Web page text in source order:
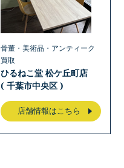
骨董・美術品・アンティーク
買取
ひるねこ堂 松ケ丘町店
( 千葉市中央区 )
店舗情報はこちら